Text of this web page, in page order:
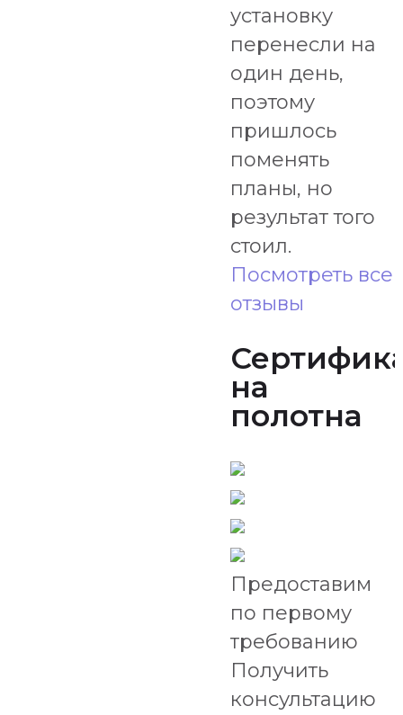
установку
перенесли на
один день,
поэтому
пришлось
поменять
планы, но
результат того
стоил.
Посмотреть все
отзывы
на
полотна
Предоставим
по первому
требованию
Получить
консультацию